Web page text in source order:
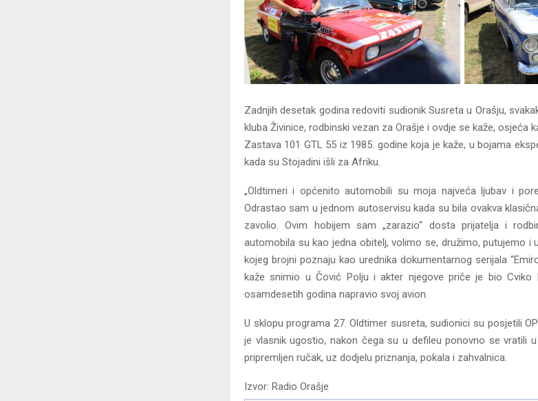
Zadnjih desetak godina redoviti sudionik Susreta u Orašju,
kluba Živinice, rodbinski vezan za Orašje i ovdje se kaže, osjeća
Zastava 101 GTL 55 iz 1985. godine koja je kaže, u bojama
kada su Stojadini išli za Afriku.
„Oldtimeri i općenito automobili su moja najveća ljubav i
Odrastao sam u jednom autoservisu kada su bila ovakva
zavolio. Ovim hobijem sam „zarazio“ dosta prijatelja i
automobila su kao jedna obitelj, volimo se, družimo, putujemo i
kojeg brojni poznaju kao urednika dokumentarnog serijala
kaže snimio u Čović Polju i akter njegove priče je bio Cviko
osamdesetih godina napravio svoj avion.
U sklopu programa 27. Oldtimer susreta, sudionici su posjetili
je vlasnik ugostio, nakon čega su u defileu ponovno se vratili
pripremljen ručak, uz dodjelu priznanja, pokala i zahvalnica.
Izvor: Radio Orašje